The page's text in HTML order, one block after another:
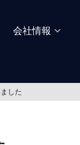
会社情報
した